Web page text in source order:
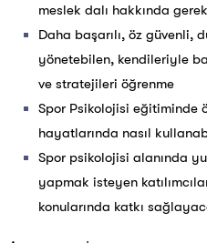
meslek dalı hakkında
Daha başarılı, öz güvenli,
yönetebilen, kendileriyle
ve stratejileri öğrenme
Spor Psikolojisi eğitiminde
hayatlarında nasıl
Spor psikolojisi alanında
yapmak isteyen
konularında katkı